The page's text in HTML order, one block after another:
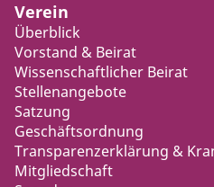
Verein
Überblick
Vorstand & Beirat
Wissenschaftlicher Beirat
Stellenangebote
Satzung
Geschäftsordnung
Transparenzerklärung &
Mitgliedschaft